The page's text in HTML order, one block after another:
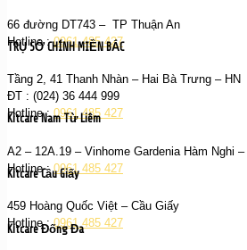
66 đường DT743 – TP Thuận An
Hotline :0961 485 427
TRỤ SỞ CHÍNH MIỀN BẮC
Tầng 2, 41 Thanh Nhàn – Hai Bà Trưng – HN
ĐT : (024) 36 444 999
Hotline :0961 485 427
Kitcare Nam Từ Liêm
A2 – 12A.19 – Vinhome Gardenia Hàm Nghi
Hotline :0961 485 427
Kitcare Cầu Giấy
459 Hoàng Quốc Việt – Cầu Giấy
Hotline :0961 485 427
Kitcare Đống Đa